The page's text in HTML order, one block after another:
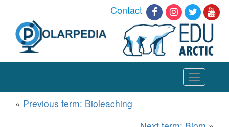
Contact
Toggle
navigation
« Previous term: Bioleaching